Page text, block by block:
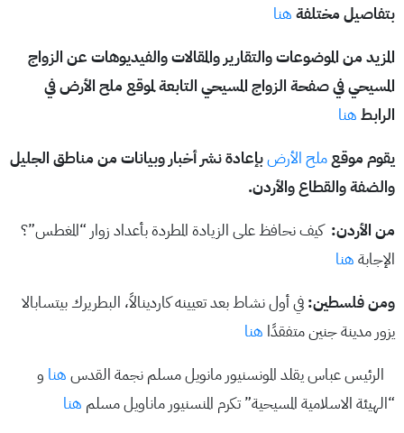
بتفاصيل مختلفة هنا
المزيد من الموضوعات والتقارير والمقالات والفيديوهات عن الزواج
المسيحي في صفحة الزواج المسيحي التابعة لموقع ملح الأرض في
الرابط هنا
يقوم موقعملح الأرضبإعادة نشر أخبار وبيانات من مناطق الجليل
والضفة والقطاع والأردن.
من الأردن: كيف نحافظ على الزيادة المطردة بأعداد زوار “المغطس”؟
الإجابة هنا
ومن فلسطين: في أول نشاط بعد تعيينه كاردينالاً، البطريرك بيتسابالا
يزور مدينة جنين متفقدًا هنا
الرئيس عباس يقلد المونسنيور مانويل مسلم نجمة القدس هنا و
“الهيئة الاسلامية المسيحية” تكرم المنسنيور ماناويل مسلم هنا